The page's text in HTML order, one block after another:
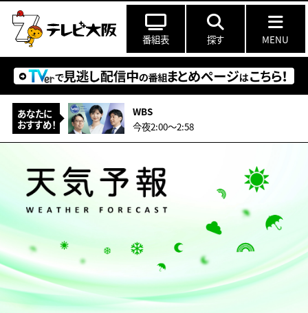
番組表 探す MENU
あなたに
おすすめ！
WBS
今夜2:00〜2:58